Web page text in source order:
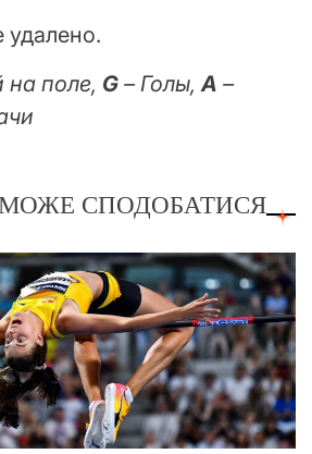
на поле, G – Голы, A –
СПОДОБАТИСЯ